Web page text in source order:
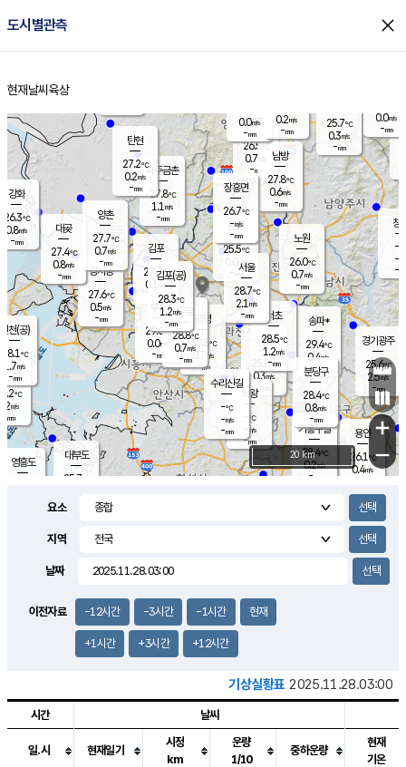
도시별관측 close
홈
현재날씨 육상
의도
℃
m/s
mm
영흥도
양주
26.5℃
0.7
-mm
과천
25.8℃
0.3m/s
- mm
용인
26.1℃
0.4m/s
경기광주
25.6℃
2.5m/s
-mm
1.2m/s
대부도
25.7
경서동
27.6℃
0.5m/s
-mm
파주금촌
27.8℃
1.1 m/s
-mm
25.7℃
0.3m/s
-mm
대곶
27.4℃
0.8m/s
-mm
창
-
-m/
-
탄현
27.2℃
0.2m/s
-mm
0.0m/s
-mm
의왕
- ℃
-m/s
-mm
김포
27.7℃
0.1 m/s
mm
광명
30.8 ℃
0.7 m/s
-mm
부천
29.0℃
0.0m/s
-mm
양촌
27.7℃
0.7m/s
-mm
구로
28.8℃
0.7m/s
-mm
은평
25.5℃
0.0 m/s
- mm
노원
26.0℃
0.7m/s
-mm
송파*
29.4℃
0.4m/s
-mm
서초
28.5℃
1.2m/s
-mm
남방
27.8℃
0.6m/s
-mm
기흥구갈
28.4℃
0.2m/s
-
수리산길
-℃
-m/s
-mm
분당구
28.4℃
0.8m/s
-mm
장흥면
26.7℃
-m/s
-mm
0.0m/s
-mm
강화
26.3℃
0.8m/s
-mm
인천(공)
28.1℃
1.7m/s
-mm
김포(공)
28.3℃
1.2m/s
-mm
서울
28.7℃
2.1 m/s
-mm
0.2m/s
-mm
+
−
20 km
요소
지역
날짜
이전자료 -12시간 -3시간 -1시간 현재
+1시간 +3시간 +12시간
기상실황표 2025.11.28.03:00
시간 날씨
일.시 현재일기
시정
km
운량
1/10
중하운량
현재
기온